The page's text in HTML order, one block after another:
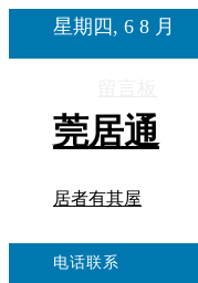
星期四, 6 8 月
莞居通
居者有其屋
电话联系